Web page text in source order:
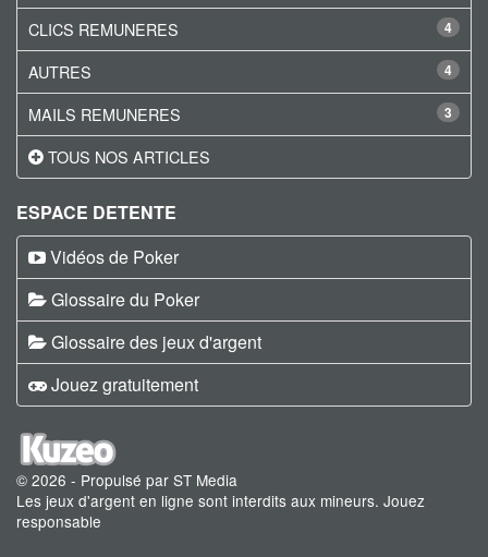
4
CLICS REMUNERES
4
AUTRES
3
MAILS REMUNERES
TOUS NOS ARTICLES
ESPACE DETENTE
Vidéos de Poker
Glossaire du Poker
Glossaire des jeux d'argent
Jouez gratuitement
© 2026 - Propulsé par ST Media
Les jeux d'argent en ligne sont interdits aux mineurs. Jouez
responsable